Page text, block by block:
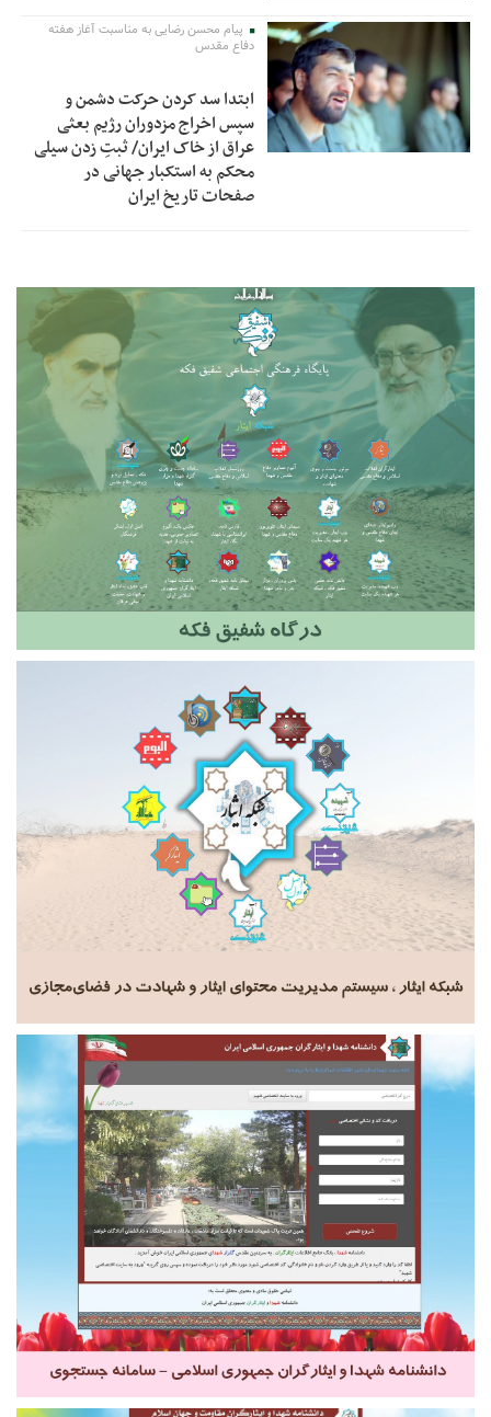
پیام محسن رضایی به مناسبت آغاز هفته
دفاع مقدس
ابتدا سد کردن حرکت دشمن و
سپس اخراج مزدوران رژیم بعثی
عراق از خاک ایران/ ثبتِ زدن سیلی
محکم به استکبار جهانی در
صفحات تاریخ ایران